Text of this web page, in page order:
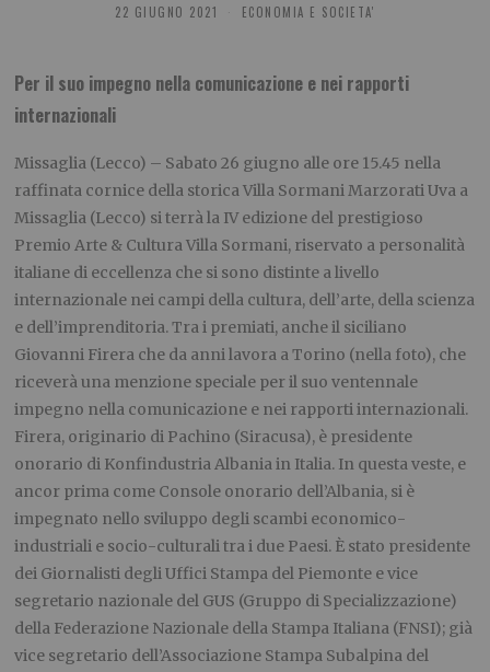
22 GIUGNO 2021 ECONOMIA E SOCIETA'
Per il suo impegno nella comunicazione e nei rapporti
internazionali
Missaglia (Lecco) – Sabato 26 giugno alle ore 15.45 nella
raffinata cornice della storica Villa Sormani Marzorati Uva a
Missaglia (Lecco) si terrà la IV edizione del prestigioso
Premio Arte & Cultura Villa Sormani, riservato a personalità
italiane di eccellenza che si sono distinte a livello
internazionale nei campi della cultura, dell’arte, della scienza
e dell’imprenditoria. Tra i premiati, anche il siciliano
Giovanni Firera che da anni lavora a Torino (nella foto), che
riceverà una menzione speciale per il suo ventennale
impegno nella comunicazione e nei rapporti internazionali.
Firera, originario di Pachino (Siracusa), è presidente
onorario di Konfindustria Albania in Italia. In questa veste, e
ancor prima come Console onorario dell’Albania, si è
impegnato nello sviluppo degli scambi economico-
industriali e socio-culturali tra i due Paesi. È stato presidente
dei Giornalisti degli Uffici Stampa del Piemonte e vice
segretario nazionale del GUS (Gruppo di Specializzazione)
della Federazione Nazionale della Stampa Italiana (FNSI); già
vice segretario dell’Associazione Stampa Subalpina del